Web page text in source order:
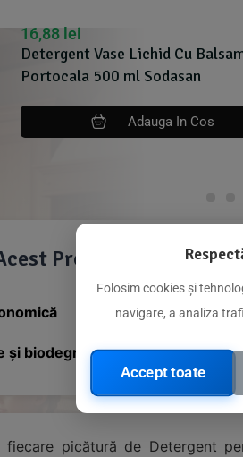
Detergent Vase Lichid Cu
Portocala 500 ml Sodasan
16,88 lei
Adauga In Cos
Produs
și biodegradabile
fiecare picătură de Detergent
Folosim cookies și
navigare, a analiza
Accept toate